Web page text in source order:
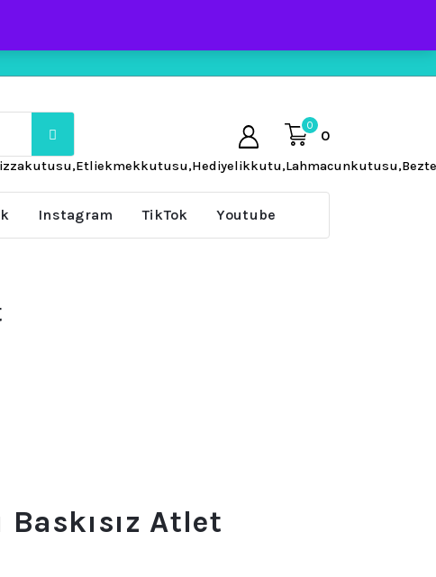
0
0
Instagram TikTok Youtube
Baskısız Atlet